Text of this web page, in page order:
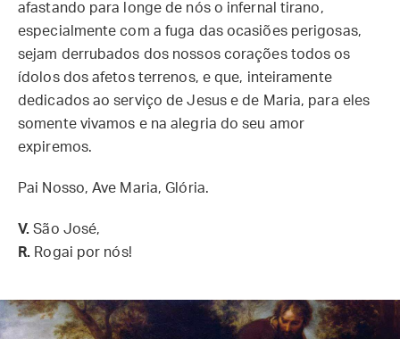
afastando para longe de nós o infernal tirano,
especialmente com a fuga das ocasiões perigosas,
sejam derrubados dos nossos corações todos os
ídolos dos afetos terrenos, e que, inteiramente
dedicados ao serviço de Jesus e de Maria, para eles
somente vivamos e na alegria do seu amor
expiremos.
Pai Nosso, Ave Maria, Glória.
V.São José,
R. Rogai por nós!